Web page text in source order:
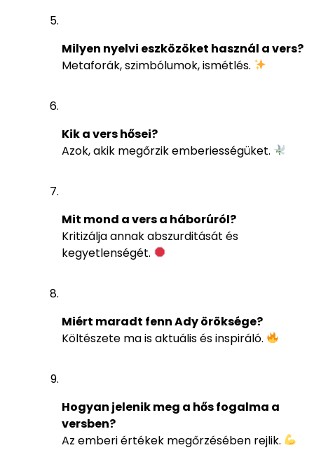
Milyen nyelvi eszközöket használ a vers?
Metaforák, szimbólumok, ismétlés.
Kik a vers hősei?
Azok, akik megőrzik emberiességüket.
Mit mond a vers a háborúról?
Kritizálja annak abszurditását és
kegyetlenségét.
Miért maradt fenn Ady öröksége?
Költészete ma is aktuális és inspiráló.
Hogyan jelenik meg a hős fogalma a
versben?
Az emberi értékek megőrzésében rejlik.